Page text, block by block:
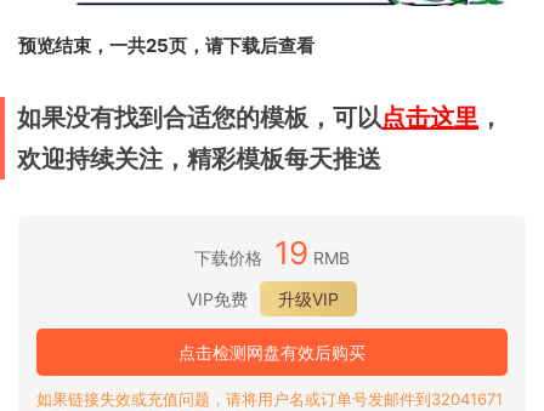
预览结束，一共25页，请下载后查看
如果没有找到合适您的模板，可以点击这里 ，
欢迎持续关注，精彩模板每天推送
下载价格 19 RMB
VIP免费
升级VIP
点击检测网盘有效后购买
如果链接失效或充值问题，请将用户名或订单号发邮件到32041671